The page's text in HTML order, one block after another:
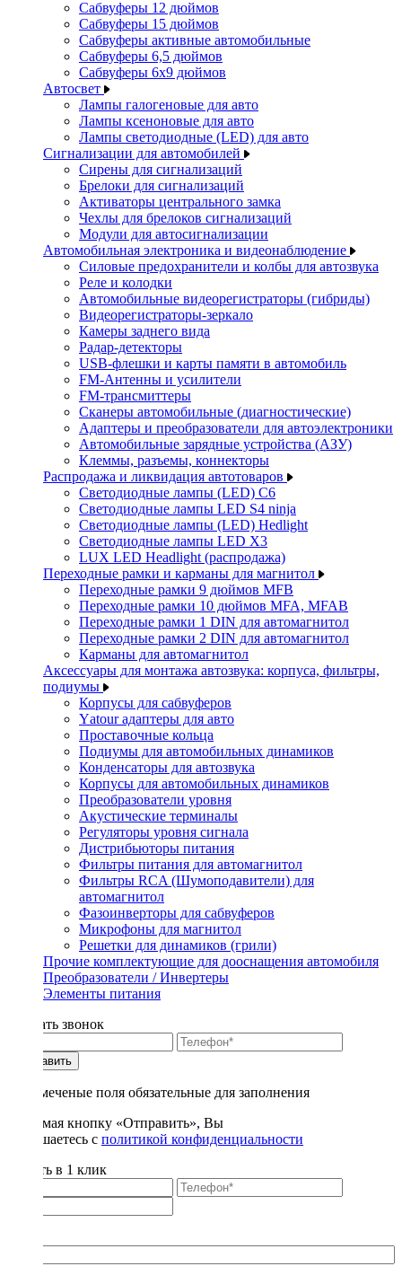
Сабвуферы 12 дюймов
Сабвуферы 15 дюймов
Сабвуферы активные автомобильные
Сабвуферы 6,5 дюймов
Сабвуферы 6x9 дюймов
Автосвет
Лампы галогеновые для авто
Лампы ксеноновые для авто
Лампы светодиодные (LED) для авто
Сигнализации для автомобилей
Сирены для сигнализаций
Брелоки для сигнализаций
Активаторы центрального замка
Чехлы для брелоков сигнализаций
Модули для автосигнализации
Автомобильная электроника и видеонаблюдение
Силовые предохранители и колбы для автозвука
Реле и колодки
Автомобильные видеорегистраторы (гибриды)
Видеорегистраторы-зеркало
Камеры заднего вида
Радар-детекторы
USB-флешки и карты памяти в автомобиль
FM-Антенны и усилители
FM-трансмиттеры
Сканеры автомобильные (диагностические)
Адаптеры и преобразователи для автоэлектроники
Автомобильные зарядные устройства (АЗУ)
Клеммы, разъемы, коннекторы
Распродажа и ликвидация автотоваров
Светодиодные лампы (LED) C6
Светодиодные лампы LED S4 ninja
Светодиодные лампы (LED) Hedlight
Светодиодные лампы LED X3
LUX LED Headlight (распродажа)
Переходные рамки и карманы для магнитол
Переходные рамки 9 дюймов MFB
Переходные рамки 10 дюймов MFA, MFAB
Переходные рамки 1 DIN для автомагнитол
Переходные рамки 2 DIN для автомагнитол
Карманы для автомагнитол
Аксессуары для монтажа автозвука: корпуса, фильтры,
подиумы
Корпусы для сабвуферов
Yаtour адаптеры для авто
Проставочные кольца
Подиумы для автомобильных динамиков
Конденсаторы для автозвука
Корпусы для автомобильных динамиков
Преобразователи уровня
Акустические терминалы
Регуляторы уровня сигнала
Дистрибьюторы питания
Фильтры питания для автомагнитол
Фильтры RCA (Шумоподавители) для
автомагнитол
Фазоинверторы для сабвуферов
Микрофоны для магнитол
Решетки для динамиков (грили)
Прочие комплектующие для дооснащения автомобиля
Преобразователи / Инвертеры
Элементы питания
Заказать звонок
Отправить
* - отмеченые поля обязательные для заполнения
Нажимая кнопку «Отправить», Вы
соглашаетесь с политикой конфиденциальности
Купить в 1 клик